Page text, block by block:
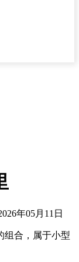
年05月11日
组合，属于小型